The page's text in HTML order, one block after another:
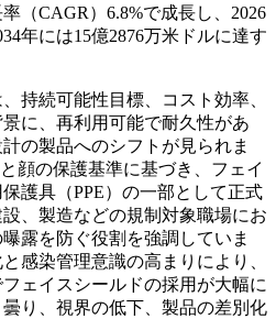
（CAGR）6.8%で成長し、2026
年には15億2876万米ドルに達す
持続可能性目標、コスト効率、
に、再利用可能で耐久性があ
の製品へのシフトが見られま
顔の保護基準に基づき、フェイ
護具（PPE）の一部として正式
、製造などの規制対象職場にお
露を防ぐ役割を強調していま
感染管理意識の高まりにより、
ェイスシールドの採用が大幅に
り、視界の低下、製品の差別化